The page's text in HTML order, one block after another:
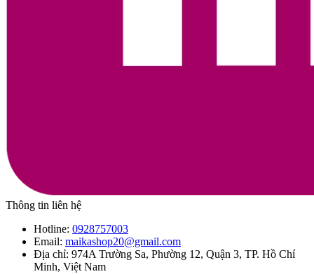
Thông tin liên hệ
Hotline: 0928757003
Email: maikashop20@gmail.com
Địa chỉ: 974A Trường Sa, Phường 12, Quận 3, TP. Hồ Chí
Minh, Việt Nam